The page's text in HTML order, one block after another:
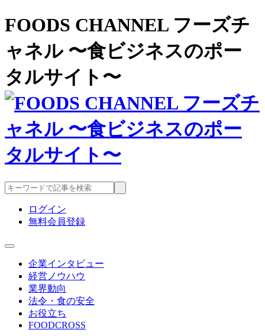
FOODS CHANNEL フーズチ
ャネル 〜食ビジネスのポー
タルサイト〜
ログイン
無料会員登録
企業インタビュー
経営ノウハウ
業界動向
法令・食の安全
お役立ち
FOODCROSS